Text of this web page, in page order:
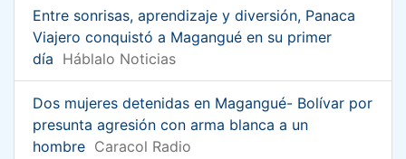
Entre sonrisas, aprendizaje y diversión, Panaca
Viajero conquistó a Magangué en su primer
día Háblalo Noticias
Dos mujeres detenidas en Magangué- Bolívar por
presunta agresión con arma blanca a un
hombre Caracol Radio